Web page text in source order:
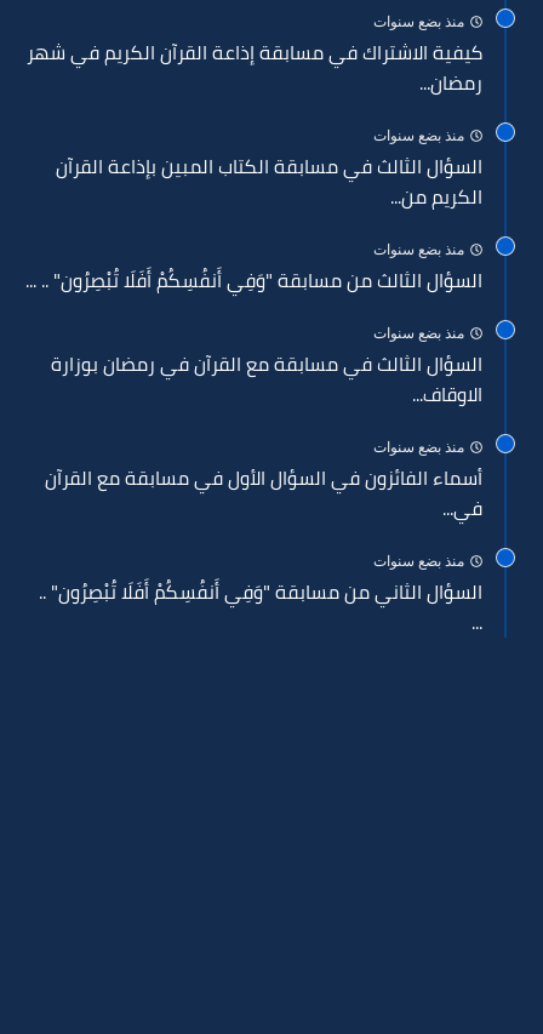
منذ بضع سنوات
كيفية الاشتراك في مسابقة إذاعة القرآن الكريم في شهر
رمضان...
منذ بضع سنوات
السؤال الثالث في مسابقة الكتاب المبين بإذاعة القرآن
الكريم من...
منذ بضع سنوات
السؤال الثالث من مسابقة "وَفِي أَنفُسِكُمْ أَفَلَا تُبْصِرُون" .. ...
منذ بضع سنوات
السؤال الثالث في مسابقة مع القرآن في رمضان بوزارة
الاوقاف...
منذ بضع سنوات
أسماء الفائزون في السؤال الأول في مسابقة مع القرآن
في...
منذ بضع سنوات
السؤال الثاني من مسابقة "وَفِي أَنفُسِكُمْ أَفَلَا تُبْصِرُون" ..